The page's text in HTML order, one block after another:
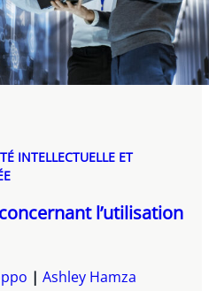
INTELLECTUELLE ET
l’utilisation
Ashley Hamza